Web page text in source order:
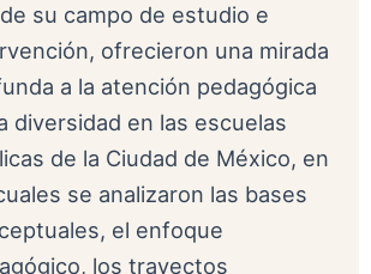
su campo de estudio e
ofrecieron una mirada
a la atención pedagógica
diversidad en las escuelas
de la Ciudad de México, en
se analizaron las bases
el enfoque
los trayectos